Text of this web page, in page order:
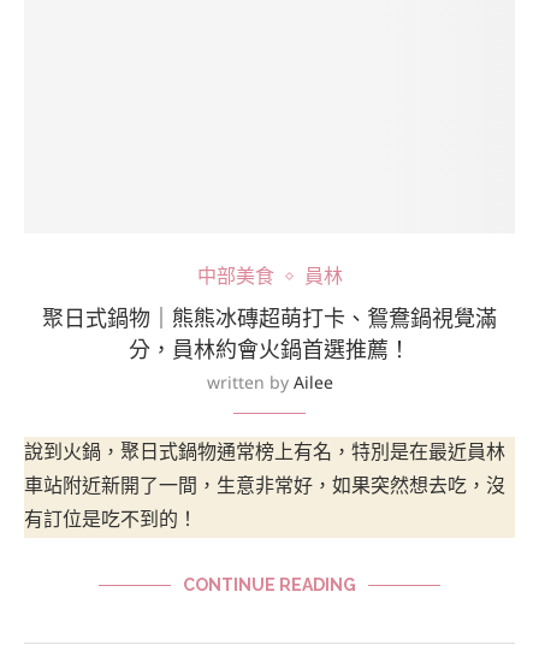
中部美食 員林
聚日式鍋物｜熊熊冰磚超萌打卡、鴛鴦鍋視覺滿
分，員林約會火鍋首選推薦！
written by Ailee
說到火鍋，聚日式鍋物通常榜上有名，特別是在最近員林
車站附近新開了一間，生意非常好，如果突然想去吃，沒
有訂位是吃不到的！
CONTINUE READING